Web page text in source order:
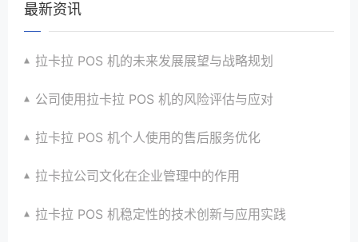
最新资讯
拉卡拉 POS 机的未来发展展望与战略规划
公司使用拉卡拉 POS 机的风险评估与应对
拉卡拉 POS 机个人使用的售后服务优化
拉卡拉公司文化在企业管理中的作用
拉卡拉 POS 机稳定性的技术创新与应用实践